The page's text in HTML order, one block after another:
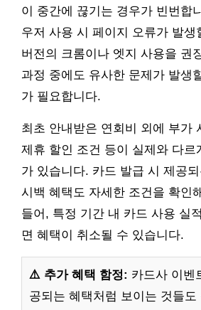
이 중간에 끊기는 경우가 빈번합
우저 사용 시 페이지 오류가 발생
버전의 크롬이나 엣지 사용을 권
과정 중에도 유사한 문제가 발생
가 필요합니다.
최초 안내받은 연회비 외에 부가
제휴 할인 조건 등이 실제와 다르
가 있습니다. 카드 발급 시 제공
시백 혜택도 자세한 조건을 확인
들어, 특정 기간 내 카드 사용 실
면 혜택이 취소될 수 있습니다.
⚠️ 추가 혜택 함정: 카드사 이벤
공되는 혜택처럼 보이는 것들도